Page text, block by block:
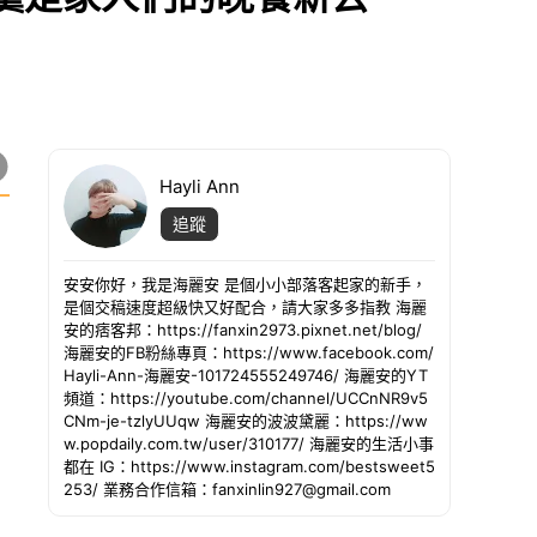
Hayli Ann
追蹤
安安你好，我是海麗安 是個小小部落客起家的新手，
是個交稿速度超級快又好配合，請大家多多指教 海麗
安的痞客邦：https://fanxin2973.pixnet.net/blog/
海麗安的FB粉絲專頁：https://www.facebook.com/
Hayli-Ann-海麗安-101724555249746/ 海麗安的YT
頻道：https://youtube.com/channel/UCCnNR9v5
CNm-je-tzlyUUqw 海麗安的波波黛麗：https://ww
w.popdaily.com.tw/user/310177/ 海麗安的生活小事
都在 IG：https://www.instagram.com/bestsweet5
253/ 業務合作信箱：fanxinlin927@gmail.com